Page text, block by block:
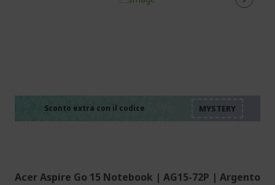
Sconto extra con il codice
Acer Aspire Go 15 Notebook | AG15-72P | Argento